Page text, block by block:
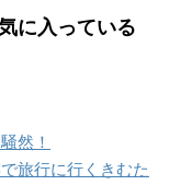
に入っている
然！
旅行に行くきむた